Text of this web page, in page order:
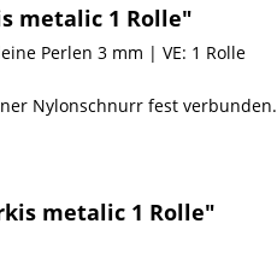
metalic 1 Rolle"
Perlen 3 mm | VE: 1 Rolle
Nylonschnurr fest verbunden.
metalic 1 Rolle"